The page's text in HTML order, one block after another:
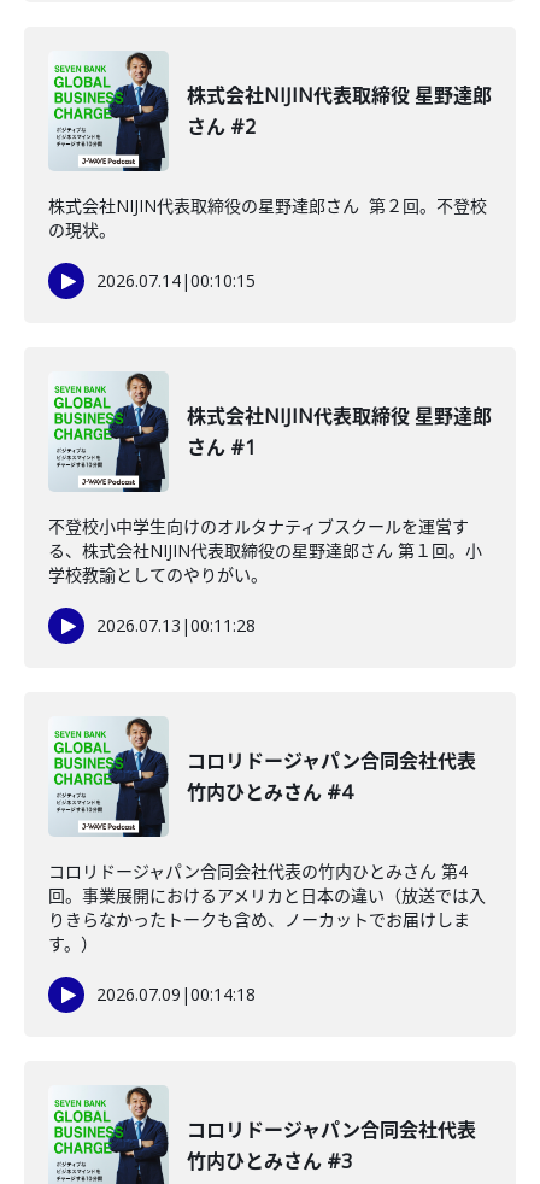
株式会社NIJIN代表取締役 星野達郎
さん #2
株式会社NIJIN代表取締役の星野達郎さん 第２回。不登校
の現状。
2026.07.14|00:10:15
株式会社NIJIN代表取締役 星野達郎
さん #1
不登校小中学生向けのオルタナティブスクールを運営す
る、株式会社NIJIN代表取締役の星野達郎さん 第１回。小
学校教諭としてのやりがい。
2026.07.13 |00:11:28
コロリドージャパン合同会社代表
竹内ひとみさん #4
コロリドージャパン合同会社代表の竹内ひとみさん 第4
回。事業展開におけるアメリカと日本の違い（放送では入
りきらなかったトークも含め、ノーカットでお届けしま
す。）
2026.07.09 |00:14:18
コロリドージャパン合同会社代表
竹内ひとみさん #3